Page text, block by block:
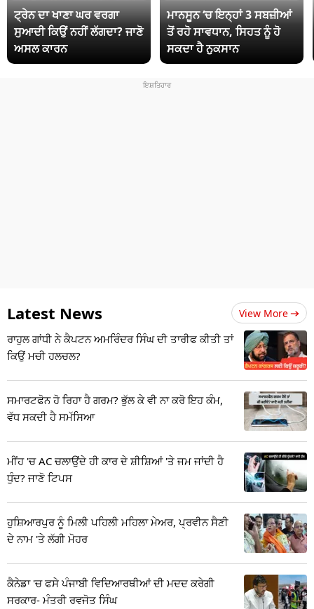
ਟ੍ਰੇਨ ਦਾ ਖਾਣਾ ਘਰ ਵਰਗਾ
ਸੁਆਦੀ ਕਿਉਂ ਨਹੀਂ ਲੱਗਦਾ? ਜਾਣੋ
ਅਸਲ ਕਾਰਨ
ਮਾਨਸੂਨ ‘ਚ ਇਨ੍ਹਾਂ 3 ਸਬਜ਼ੀਆਂ
ਤੋਂ ਰਹੋ ਸਾਵਧਾਨ, ਸਿਹਤ ਨੂੰ ਹੋ
ਸਕਦਾ ਹੈ ਨੁਕਸਾਨ
Latest News View More
ਰਾਹੁਲ ਗਾਂਧੀ ਨੇ ਕੈਪਟਨ ਅਮਰਿੰਦਰ ਸਿੰਘ ਦੀ ਤਾਰੀਫ ਕੀਤੀ ਤਾਂ
ਕਿਉਂ ਮਚੀ ਹਲਚਲ?
ਸਮਾਰਟਫੋਨ ਹੋ ਰਿਹਾ ਹੈ ਗਰਮ? ਭੁੱਲ ਕੇ ਵੀ ਨਾ ਕਰੋ ਇਹ ਕੰਮ,
ਵੱਧ ਸਕਦੀ ਹੈ ਸਮੱਸਿਆ
ਮੀਂਹ 'ਚ AC ਚਲਾਉਂਦੇ ਹੀ ਕਾਰ ਦੇ ਸ਼ੀਸ਼ਿਆਂ 'ਤੇ ਜਮ ਜਾਂਦੀ ਹੈ
ਧੁੰਦ? ਜਾਣੋ ਟਿਪਸ
ਹੁਸ਼ਿਆਰਪੁਰ ਨੂੰ ਮਿਲੀ ਪਹਿਲੀ ਮਹਿਲਾ ਮੇਅਰ, ਪ੍ਰਵੀਨ ਸੈਣੀ
ਦੇ ਨਾਮ 'ਤੇ ਲੱਗੀ ਮੋਹਰ
ਕੈਨੇਡਾ 'ਚ ਫਸੇ ਪੰਜਾਬੀ ਵਿਦਿਆਰਥੀਆਂ ਦੀ ਮਦਦ ਕਰੇਗੀ
ਸਰਕਾਰ- ਮੰਤਰੀ ਰਵਜੋਤ ਸਿੰਘ